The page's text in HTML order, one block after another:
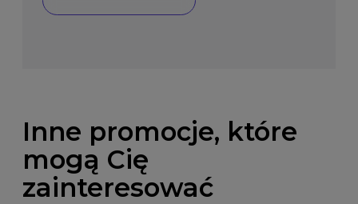
Inne promocje, które
mogą Cię
zainteresować